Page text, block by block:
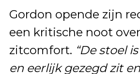
Gordon opende zijn
een kritische noot
zitcomfort. “De stoel
en eerlijk gezegd zit